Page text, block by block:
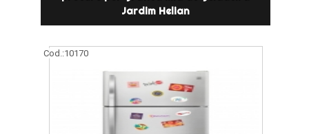
Jardim Helian
Cod.:10170